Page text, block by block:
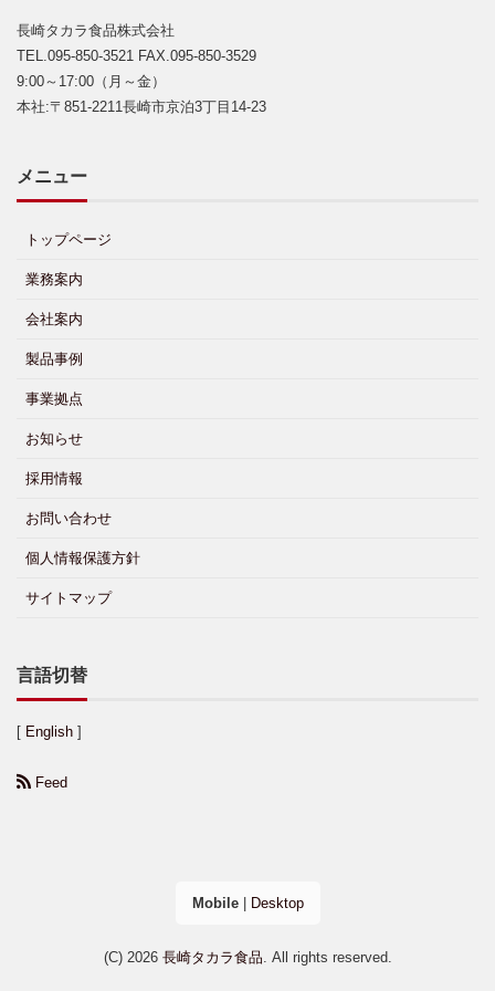
長崎タカラ食品株式会社
TEL.095-850-3521 FAX.095-850-3529
9:00～17:00（月～金）
本社:〒851-2211長崎市京泊3丁目14-23
メニュー
トップページ
業務案内
会社案内
製品事例
事業拠点
お知らせ
採用情報
お問い合わせ
個人情報保護方針
サイトマップ
言語切替
[ English ]
Feed
Mobile| Desktop
(C) 2026 長崎タカラ食品. All rights reserved.